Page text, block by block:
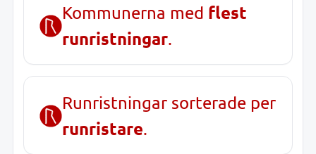
Kommunerna med flest
runristningar.
Runristningar sorterade per
runristare.